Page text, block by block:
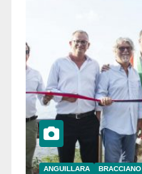
ANGUILLARA BRACCIANO